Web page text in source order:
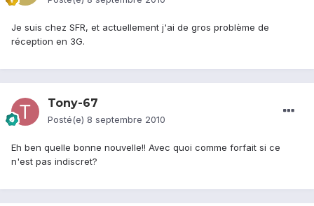
Je suis chez SFR, et actuellement j'ai de gros problème de
réception en 3G.
Tony-67
Posté(e) 8 septembre 2010
Eh ben quelle bonne nouvelle!! Avec quoi comme forfait si ce
n'est pas indiscret?